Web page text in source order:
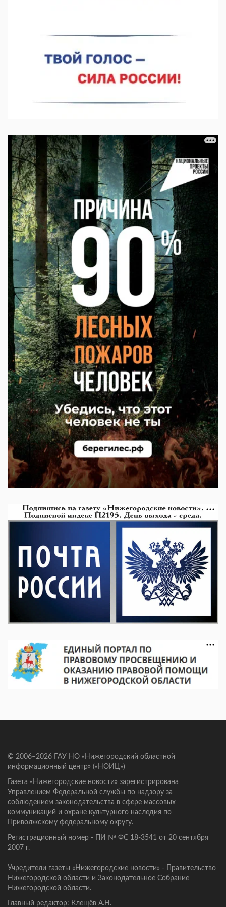
© 2006–2026 ГАУ НО «Нижегородский областной
информационный центр» («НОИЦ»)
Газета «Нижегородские новости» зарегистрирована
Управлением Федеральной службы по надзору за
соблюдением законодательства в сфере массовых
коммуникаций и охране культурного наследия по
Приволжскому федеральному округу.
Регистрационный номер - ПИ № ФС 18-3541 от 20 сентября
2007 г.
Учредители газеты «Нижегородские новости» - Правительство
Нижегородской области и Законодательное Собрание
Нижегородской области.
Главный редактор: Клещёв А.Н.